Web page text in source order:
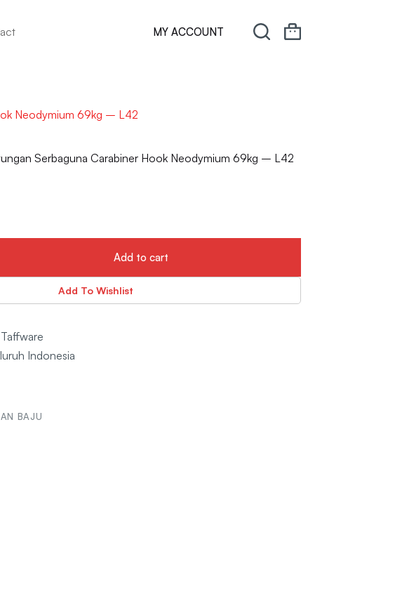
MY ACCOUNT
Neodymium 69kg – L42
Serbaguna Carabiner Hook Neodymium 69kg – L42
Add to cart
Add To Wishlist
Indonesia
BAJU